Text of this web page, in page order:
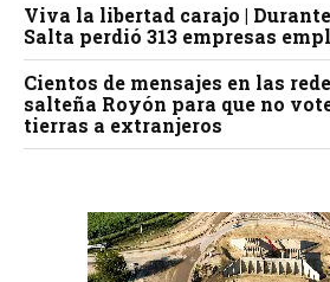
Viva la libertad carajo |
Salta perdió 313 empresas
Cientos de mensajes en las
salteña Royón para que no
tierras a extranjeros